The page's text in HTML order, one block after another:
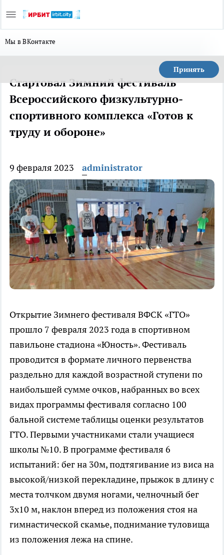
Мы в ВКонтакте
Принять
Стартовал Зимний фестиваль
Всероссийского физкультурно-
спортивного комплекса «Готов к
труду и обороне»
9 февраля 2023 administrator
Открытие Зимнего фестиваля ВФСК «ГТО»
прошло 7 февраля 2023 года в спортивном
павильоне стадиона «Юность». Фестиваль
проводится в формате личного первенства
раздельно для каждой возрастной ступени по
наибольшей сумме очков, набранных во всех
видах программы фестиваля согласно 100
бальной системе таблицы оценки результатов
ГТО. Первыми участниками стали учащиеся
школы №10. В программе фестиваля 6
испытаний: бег на 30м, подтягивание из виса на
высокой/низкой перекладине, прыжок в длину с
места толчком двумя ногами, челночный бег
3х10 м, наклон вперед из положения стоя на
гимнастической скамье, поднимание туловища
из положения лежа на спине.